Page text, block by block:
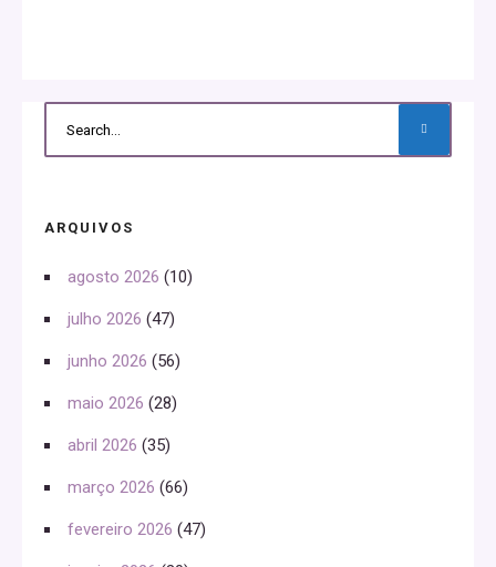
ARQUIVOS
agosto 2026 (10)
julho 2026 (47)
junho 2026 (56)
maio 2026 (28)
abril 2026 (35)
março 2026 (66)
fevereiro 2026 (47)